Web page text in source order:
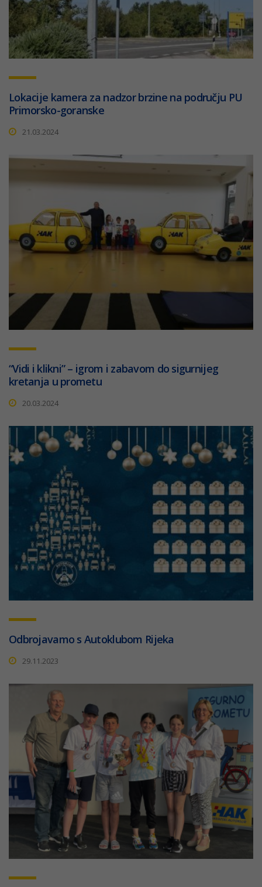
Lokacije kamera za nadzor brzine na području PU
Primorsko-goranske
21.03.2024
“Vidi i klikni” – igrom i zabavom do sigurnijeg
kretanja u prometu
20.03.2024
Odbrojavamo s Autoklubom Rijeka
29.11.2023